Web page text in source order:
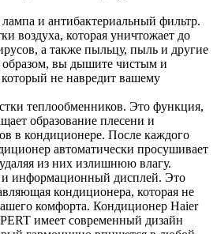
лампа и антибактериальный фильтр.
воздуха, которая уничтожает до
а также пыльцу, пыль и другие
вы дышите чистым и
не навредит вашему
теплообменников. Это функция,
образование плесени и
в кондиционере. После каждого
автоматически просушивает
из них излишнюю влагу.
информационный дисплей. Это
кондиционера, которая не
комфорта. Кондиционер Haier
имеет современный дизайн